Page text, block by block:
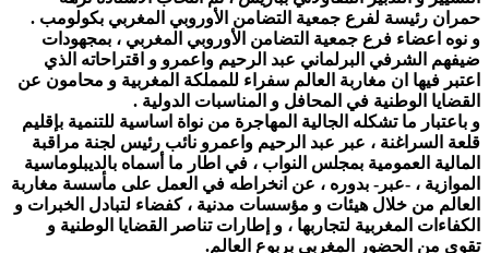
حمران رئيسة لفرع جمعية التضامن الأوروبي المغربي بكولومب .
و نوه اعضاء فرع جمعية التضامن الأوروبي المغربي ، بمجهودات
ضيفهم الشرفي البرلماني عبد الرحيم واعمرو و اقتراحاته الذي
اعتبر فيها ان مغاربة العالم سفراء للمملكة المغربية و محامون عن
القضايا الوطنية في المحافل و المناسبات الدولية .
و باعتبار ما تشكله الجالية المهاجرة من نواة اساسية للتنمية بإقليم
قلعة السراغنة ، عبر عبد الرحيم واعمرو نائب رئيس لجنة مراقبة
المالية العمومية بمجلس النواب ، في اطار ما أسماه بالديبلوماسية
الموازية ، -عبر- بدوره ، عن انخراطه في العمل على مأسسة مغاربة
العالم من خلال هيئات و مؤسسات مدنية ، كفضاء لتبادل الخبرات و
الكفاءات المغربية لتجاربها ، و إطارات تناصر القضايا الوطنية و
تقوي من الحضور المغربي بربوع العالم.